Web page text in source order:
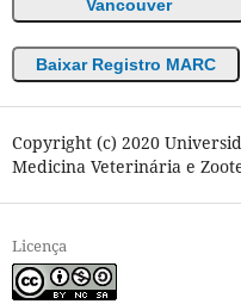
Vancouver
Baixar Registro MARC
Copyright (c) 2020
Medicina Veterinária e
Licença